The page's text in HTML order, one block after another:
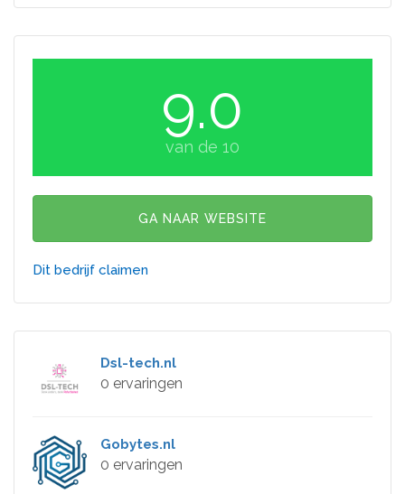
9.0
van de 10
GA NAAR WEBSITE
Dit bedrijf claimen
Dsl-tech.nl
0 ervaringen
Gobytes.nl
0 ervaringen